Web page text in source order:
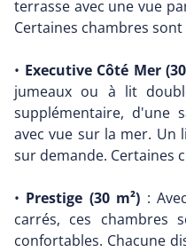
terrasse avec une vue
Certaines chambres
• Executive Côté Mer
jumeaux ou à lit
supplémentaire, d'une
avec vue sur la mer.
sur demande. Certaines
• Prestige (30 m²) :
carrés, ces chambres
confortables. Chacune